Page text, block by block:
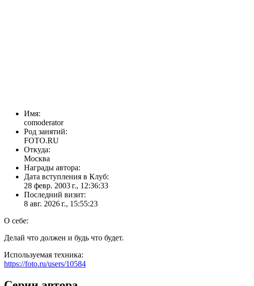
Имя:
comoderator
Род занятий:
FOTO.RU
Откуда:
Москва
Награды автора:
Дата вступления в Клуб:
28 февр. 2003 г., 12:36:33
Последний визит:
8 авг. 2026 г., 15:55:23
О себе:
Делай что должен и будь что будет.
Используемая техника:
https://foto.ru/users/10584